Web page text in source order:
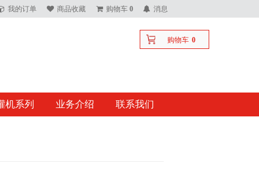
我的订单 商品收藏 购物车 0 消息
购物车 0
机系列 业务介绍 联系我们